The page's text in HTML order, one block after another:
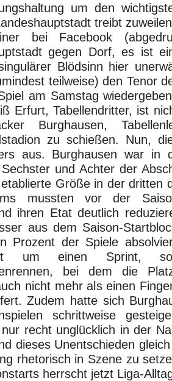
um den
treibt
bei Facebook
gegen Dorf, es ist
Blödsinn hier
teilweise) den Tenor
am Samstag
Erfurt, Tabellendritter, ist
Burghausen,
zu schießen. Nun,
aus. Burghausen war in
und Achter der
Größe in der dritten
mussten vor der
ihren Etat deutlich
aus dem Saison-
Prozent der Spiele
um einen Sprint,
bei dem die
nicht mehr als einen
Zudem hatte sich
schrittweise
recht unglücklich in der
dieses Unentschieden
rhetorisch in Szene zu
herrscht jetzt Liga-